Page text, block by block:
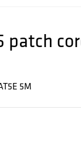
patch
5M